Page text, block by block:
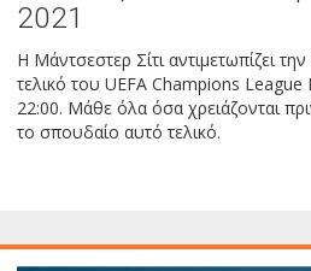
2021
Η Μάντσεστερ Σίτι αντιμετωπίζει
τελικό του UEFA Champions League
22:00. Μάθε όλα όσα χρειάζονται
το σπουδαίο αυτό τελικό.